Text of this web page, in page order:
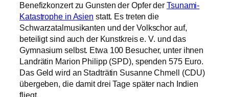
Benefizkonzert zu Gunsten der Opfer der Tsunami-
Katastrophe in Asien statt. Es treten die
Schwarzatalmusikanten und der Volkschor auf,
beteiligt sind auch der Kunstkreis e. V. und das
Gymnasium selbst. Etwa 100 Besucher, unter ihnen
Landrätin Marion Philipp (SPD), spenden 575 Euro.
Das Geld wird an Stadträtin Susanne Chmell (CDU)
übergeben, die damit drei Tage später nach Indien
fliegt.